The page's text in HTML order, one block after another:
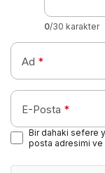
0/30 karakter
Ad *
E-Posta *
Bir dahaki sefere
posta adresimi ve